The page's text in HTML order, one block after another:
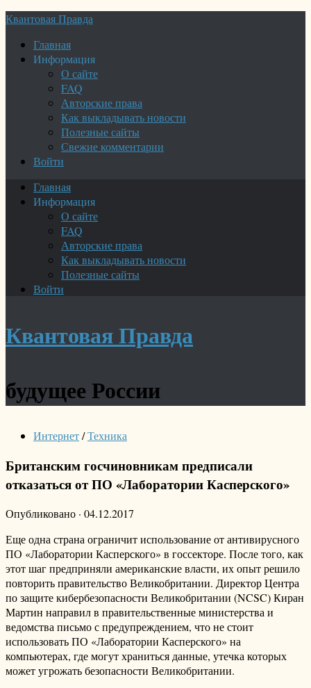
Квантовая Правда
Главная
Информация
О сайте
FAQ
Авторские права
Как выкладывать новости
Полезные сайты
Свежие комментарии
Войти
Главная
Информация
О сайте
FAQ
Авторские права
Как выкладывать новости
Полезные сайты
Войти
Квантовая Правда
будущее России
Интернет/Техника
Британским госчиновникам предписали
отказаться от ПО «Лаборатории Касперского»
Опубликовано · 04.12.2017
Еще одна страна ограничит использование от антивирусного
ПО «Лаборатории Касперского» в госсекторе. После того, как
этот шаг предприняли американские власти, их опыт решило
повторить правительство Великобритании. Директор Центра
по защите кибербезопасности Великобритании (NCSC) Киран
Мартин направил в правительственные министерства и
ведомства письмо с предупреждением, что не стоит
использовать ПО «Лаборатории Касперского» на
компьютерах, где могут храниться данные, утечка которых
может угрожать безопасности Великобритании.